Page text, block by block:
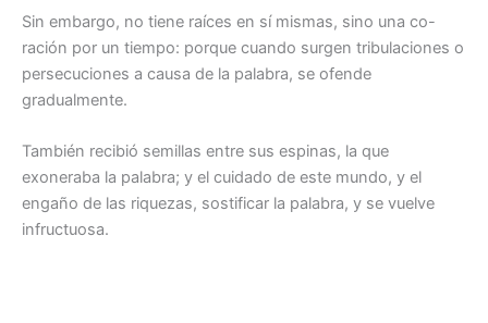
Sin embargo, no tiene raíces en sí mismas, sino una co-
ración por un tiempo: porque cuando surgen tribulaciones o
persecuciones a causa de la palabra, se ofende
gradualmente.
También recibió semillas entre sus espinas, la que
exoneraba la palabra; y el cuidado de este mundo, y el
engaño de las riquezas, sostificar la palabra, y se vuelve
infructuosa.